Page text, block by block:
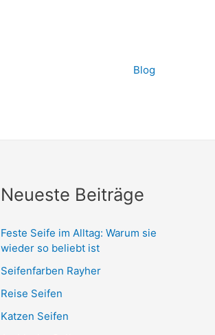
Blog
Neueste Beiträge
Feste Seife im Alltag: Warum sie
wieder so beliebt ist
Seifenfarben Rayher
Reise Seifen
Katzen Seifen